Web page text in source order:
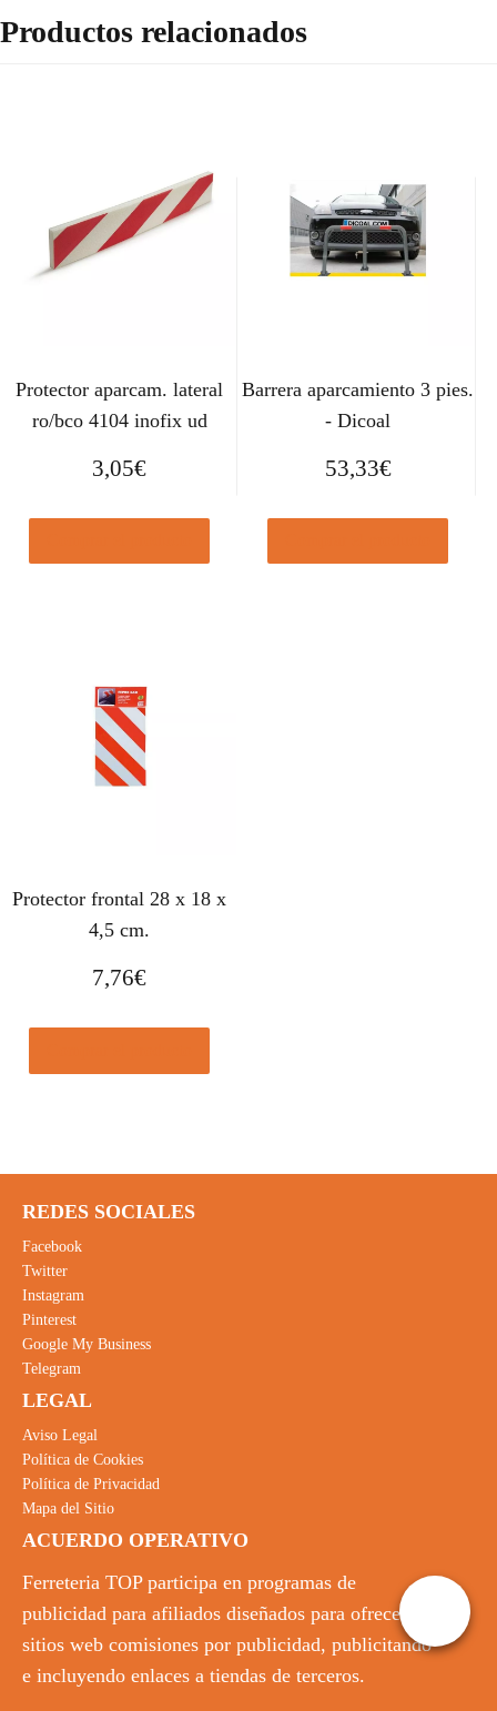
Productos relacionados
Protector aparcam. lateral
ro/bco 4104 inofix ud
3,05€
Barrera aparcamiento 3 pies.
- Dicoal
53,33€
Protector frontal 28 x 18 x
4,5 cm.
7,76€
REDES SOCIALES
Facebook
Twitter
Instagram
Pinterest
Google My Business
Telegram
LEGAL
Aviso Legal
Política de Cookies
Política de Privacidad
Mapa del Sitio
ACUERDO OPERATIVO
Ferreteria TOP participa en programas de
publicidad para afiliados diseñados para ofrecer a
sitios web comisiones por publicidad, publicitando
e incluyendo enlaces a tiendas de terceros.